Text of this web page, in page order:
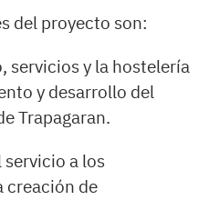
del proyecto son:
servicios y la hostelería
y desarrollo del
Trapagaran.
a los
creación de